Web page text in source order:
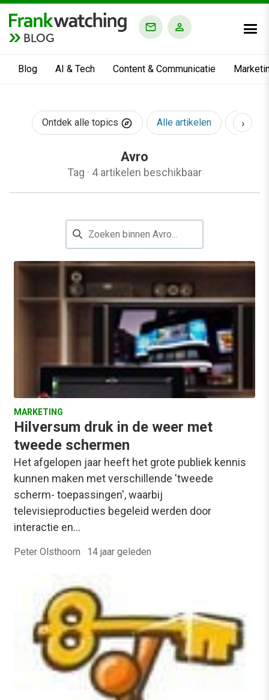
BLOG
Blog AI & Tech Content & Communicatie
Ontdek alle topics Alle artikelen AI &
›
Avro
Tag · 4 artikelen beschikbaar
MARKETING
Hilversum druk in de weer met
tweede schermen
Het afgelopen jaar heeft het grote publiek kennis
kunnen maken met verschillende 'tweede
scherm- toepassingen', waarbij
televisieproducties begeleid werden door
interactie en…
Peter Olsthoorn · 14 jaar geleden